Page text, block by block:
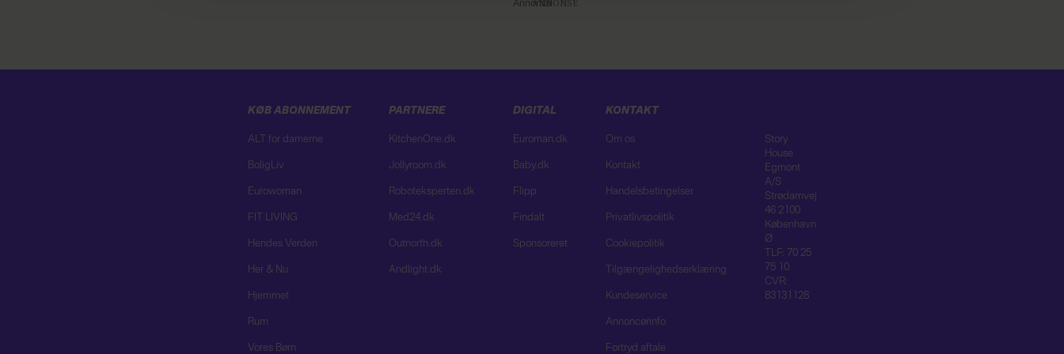
Annonce
KØB ABONNEMENT
ALT for damerne
BoligLiv
Eurowoman
FIT LIVING
Hendes Verden
Her & Nu
Hjemmet
Rum
Vores Børn
PARTNERE
KitchenOne.dk
Jollyroom.dk
Roboteksperten.dk
Med24.dk
Outnorth.dk
Andlight.dk
DIGITAL
Euroman.dk
Baby.dk
Flipp
Findalt
Sponsoreret
KONTAKT
Om os
Kontakt
Handelsbetingelser
Privatlivspolitik
Cookiepolitik
Tilgængelighedserklæring
Kundeservice
Annoncørinfo
Fortryd aftale
Story
House
Egmont
A/S
Strødamvej
46 2100
København
Ø
TLF: 70 25
75 10
CVR:
83131128